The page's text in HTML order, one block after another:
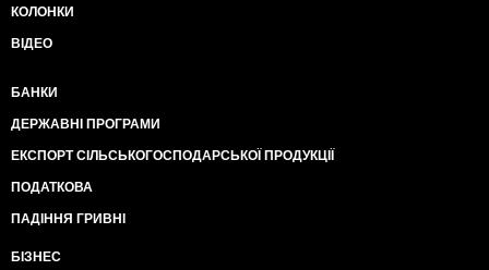
КОЛОНКИ
ВІДЕО
БАНКИ
ДЕРЖАВНІ ПРОГРАМИ
ЕКСПОРТ СІЛЬСЬКОГОСПОДАРСЬКОЇ ПРОДУКЦІЇ
ПОДАТКОВА
ПАДІННЯ ГРИВНІ
БІЗНЕС